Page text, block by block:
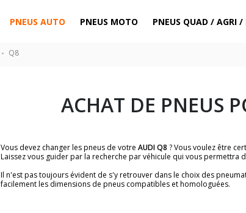
PNEUS AUTO PNEUS MOTO PNEUS QUAD / AGRI /
Q8
ACHAT DE PNEUS
Vous devez changer les pneus de votre AUDI Q8 ? Vous voulez être
Laissez vous guider par la recherche par véhicule qui vous
Il n'est pas toujours évident de s'y retrouver dans le choix des
facilement les dimensions de pneus compatibles et homologuées.
véhicule ainsi que sur l'étiquette collée à l'intérieur de la portière